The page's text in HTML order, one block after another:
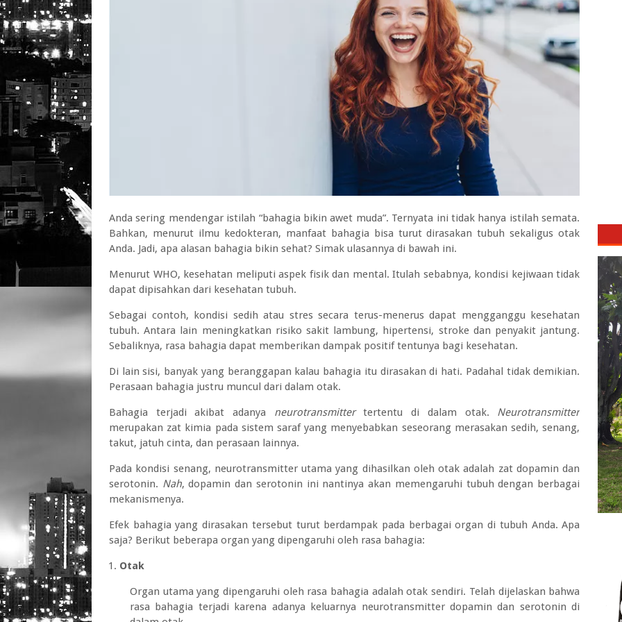
Anda sering mendengar istilah “bahagia bikin awet muda”. Ternyata ini tidak hanya istilah semata.
Bahkan, menurut ilmu kedokteran, manfaat bahagia bisa turut dirasakan tubuh sekaligus otak
Anda. Jadi, apa alasan bahagia bikin sehat? Simak ulasannya di bawah ini.
Menurut WHO, kesehatan meliputi aspek fisik dan mental. Itulah sebabnya, kondisi kejiwaan tidak
dapat dipisahkan dari kesehatan tubuh.
Sebagai contoh, kondisi sedih atau stres secara terus-menerus dapat mengganggu kesehatan
tubuh. Antara lain meningkatkan risiko sakit lambung, hipertensi, stroke dan penyakit jantung.
Sebaliknya, rasa bahagia dapat memberikan dampak positif tentunya bagi kesehatan.
Di lain sisi, banyak yang beranggapan kalau bahagia itu dirasakan di hati. Padahal tidak demikian.
Perasaan bahagia justru muncul dari dalam otak.
Bahagia terjadi akibat adanya neurotransmittertertentu di dalam otak. Neurotransmitter
merupakan zat kimia pada sistem saraf yang menyebabkan seseorang merasakan sedih, senang,
takut, jatuh cinta, dan perasaan lainnya.
Pada kondisi senang, neurotransmitter utama yang dihasilkan oleh otak adalah zat dopamin dan
serotonin. Nah, dopamin dan serotonin ini nantinya akan memengaruhi tubuh dengan berbagai
mekanismenya.
Efek bahagia yang dirasakan tersebut turut berdampak pada berbagai organ di tubuh Anda. Apa
saja? Berikut beberapa organ yang dipengaruhi oleh rasa bahagia:
Otak
Organ utama yang dipengaruhi oleh rasa bahagia adalah otak sendiri. Telah dijelaskan bahwa
rasa bahagia terjadi karena adanya keluarnya neurotransmitter dopamin dan serotonin di